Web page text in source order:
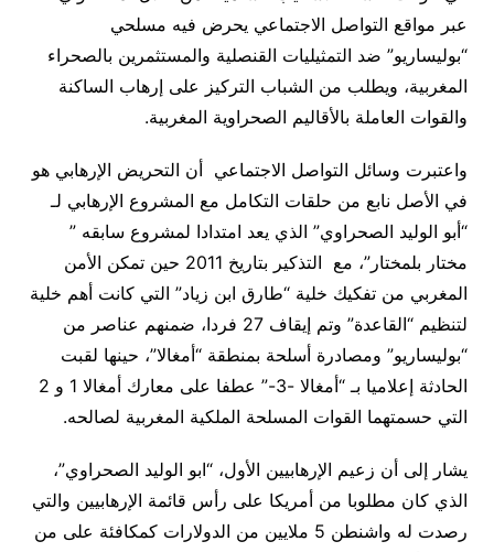
عبر مواقع التواصل الاجتماعي يحرض فيه مسلحي
“بوليساريو” ضد التمثيليات القنصلية والمستثمرين بالصحراء
المغربية، ويطلب من الشباب التركيز على إرهاب الساكنة
والقوات العاملة بالأقاليم الصحراوية المغربية.
واعتبرت وسائل التواصل الاجتماعي أن التحريض الإرهابي هو
في الأصل نابع من حلقات التكامل مع المشروع الإرهابي لـ
“أبو الوليد الصحراوي” الذي يعد امتدادا لمشروع سابقه ”
مختار بلمختار”، مع التذكير بتاريخ 2011 حين تمكن الأمن
المغربي من تفكيك خلية “طارق ابن زياد” التي كانت أهم خلية
لتنظيم “القاعدة” وتم إيقاف 27 فردا، ضمنهم عناصر من
“بوليساريو” ومصادرة أسلحة بمنطقة “أمغالا”، حينها لقبت
الحادثة إعلاميا بـ “أمغالا -3-” عطفا على معارك أمغالا 1 و 2
التي حسمتهما القوات المسلحة الملكية المغربية لصالحه.
يشار إلى أن زعيم الإرهابيين الأول، “ابو الوليد الصحراوي”،
الذي كان مطلوبا من أمريكا على رأس قائمة الإرهابيين والتي
رصدت له واشنطن 5 ملايين من الدولارات كمكافئة على من